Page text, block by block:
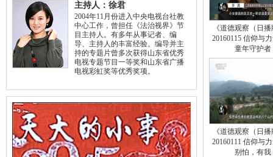
主持人：徐君
2004年11月份进入中央电视台社教
中心工作，曾担任《法治视界》节
目主持人。有多年从事记者、编
导、主持人的丰富经验。编导并主
持的专题片曾多次获得山东省优秀
电视专题节目一等奖和山东省广播
电视彩虹奖等优秀奖项。
《道德观察（日
20160115 信仰与
童年守护者
《道德观察（日
20160111 信仰与
别怕，有我